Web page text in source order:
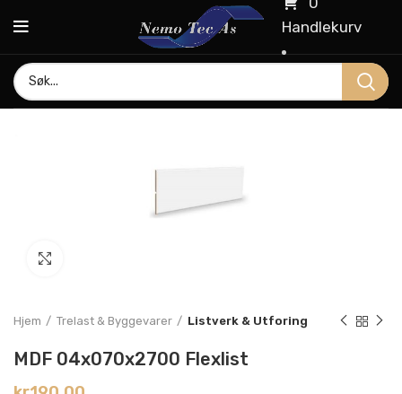
Handlekurv
Hjem Trelast & Byggevarer Listverk & Utforing
MDF 04x070x2700 Flexlist